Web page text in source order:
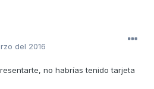
del 2016
no habrías tenido tarjeta